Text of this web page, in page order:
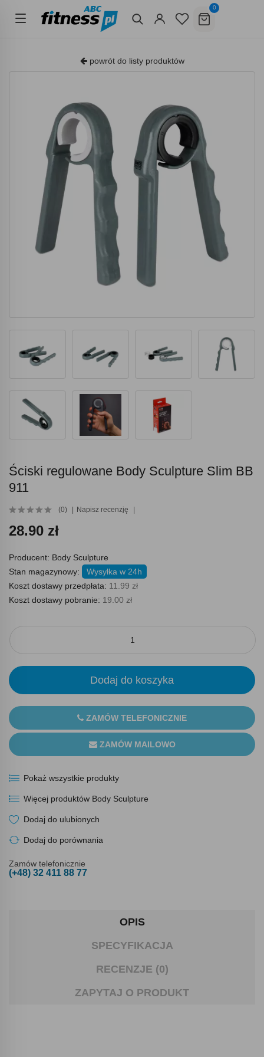
0
powrót do listy produktów
Ściski regulowane Body Sculpture Slim BB
911
(0) Napisz recenzję
28.90 zł
Producent: Body Sculpture
Stan magazynowy:
Wysyłka w 24h
Koszt dostawy przedpłata: 11.99 zł
Koszt dostawy pobranie: 19.00 zł
Dodaj do koszyka
ZAMÓW TELEFONICZNIE
ZAMÓW MAILOWO
Pokaż wszystkie produkty
Więcej produktów Body Sculpture
Dodaj do ulubionych
Dodaj do porównania
Zamów telefonicznie
(+48) 32 411 88 77
OPIS
SPECYFIKACJA
RECENZJE (0)
ZAPYTAJ O PRODUKT